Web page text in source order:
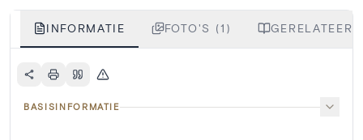
INFORMATIE FOTO'S (1)
BASISINFORMATIE